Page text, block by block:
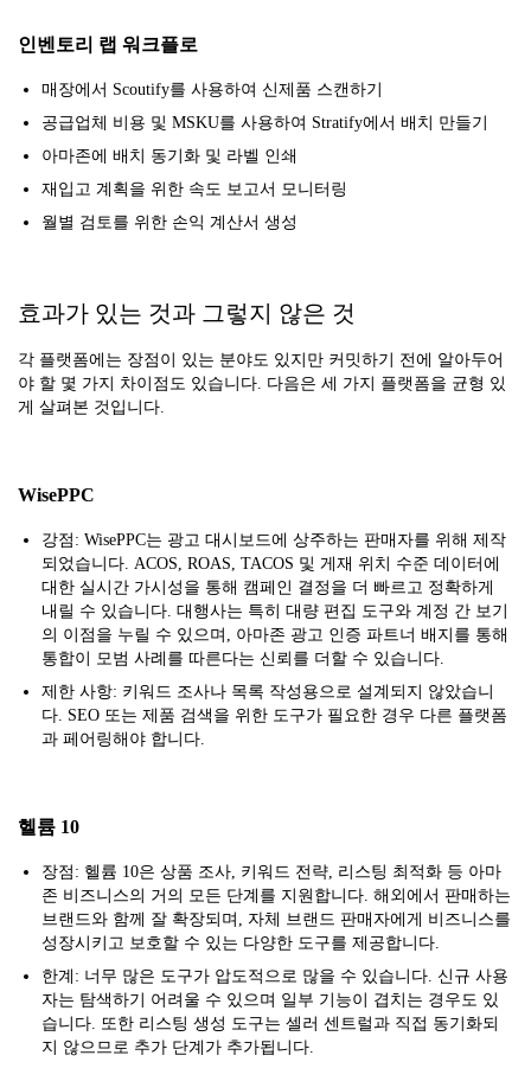
인벤토리 랩 워크플로
매장에서 Scoutify를 사용하여 신제품 스캔하기
공급업체 비용 및 MSKU를 사용하여 Stratify에서 배치 만들기
아마존에 배치 동기화 및 라벨 인쇄
재입고 계획을 위한 속도 보고서 모니터링
월별 검토를 위한 손익 계산서 생성
효과가 있는 것과 그렇지 않은 것
각 플랫폼에는 장점이 있는 분야도 있지만 커밋하기 전에 알아두어
야 할 몇 가지 차이점도 있습니다. 다음은 세 가지 플랫폼을 균형 있
게 살펴본 것입니다.
WisePPC
강점: WisePPC는 광고 대시보드에 상주하는 판매자를 위해 제작
되었습니다. ACOS, ROAS, TACOS 및 게재 위치 수준 데이터에
대한 실시간 가시성을 통해 캠페인 결정을 더 빠르고 정확하게
내릴 수 있습니다. 대행사는 특히 대량 편집 도구와 계정 간 보기
의 이점을 누릴 수 있으며, 아마존 광고 인증 파트너 배지를 통해
통합이 모범 사례를 따른다는 신뢰를 더할 수 있습니다.
제한 사항: 키워드 조사나 목록 작성용으로 설계되지 않았습니
다. SEO 또는 제품 검색을 위한 도구가 필요한 경우 다른 플랫폼
과 페어링해야 합니다.
헬륨 10
장점: 헬륨 10은 상품 조사, 키워드 전략, 리스팅 최적화 등 아마
존 비즈니스의 거의 모든 단계를 지원합니다. 해외에서 판매하는
브랜드와 함께 잘 확장되며, 자체 브랜드 판매자에게 비즈니스를
성장시키고 보호할 수 있는 다양한 도구를 제공합니다.
한계: 너무 많은 도구가 압도적으로 많을 수 있습니다. 신규 사용
자는 탐색하기 어려울 수 있으며 일부 기능이 겹치는 경우도 있
습니다. 또한 리스팅 생성 도구는 셀러 센트럴과 직접 동기화되
지 않으므로 추가 단계가 추가됩니다.